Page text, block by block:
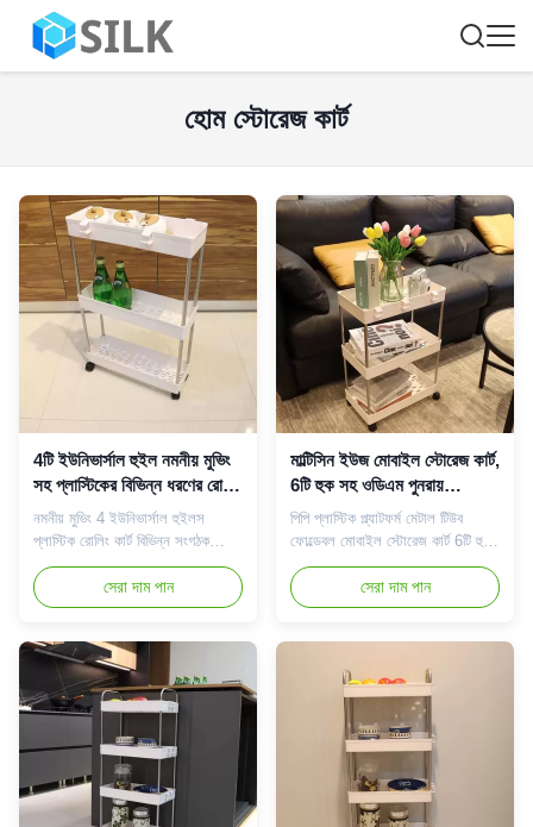
হোম স্টোরেজ কার্ট
4টি ইউনিভার্সাল হুইল নমনীয় মুভিং
সহ প্লাস্টিকের বিভিন্ন ধরণের রোলিং
হোম স্টোরেজ কার্ট
নমনীয় মুভিং 4 ইউনিভার্সাল হুইলস
প্লাস্টিক রোলিং কার্ট বিভিন্ন সংগঠক
নমনীয় 3 টিয়ার স্টোরেজ কার্ট: 3-স্তরের
স্লিম স্টোরেজ কার্ট স্টোরেজের জন্য
আপনার বাড়ির আঁটসাঁট জায়গায় ব্যবহার
বাথরুম, গ্যারেজ, লন্ড্রি রুম, অফিস বা
আপনার ওয়াশার এবং ড্রায়ারের মধ্যে
জন্য উপযুক্...
সেরা দাম পান
মাল্টিসিন ইউজ মোবাইল স্টোরেজ কার্ট,
6টি হুক সহ ওডিএম পুনরায়
ব্যবহারযোগ্য স্লিম কিচেন ট্রলি
পিপি প্লাস্টিক প্ল্যাটফর্ম মেটাল টিউব
ফোল্ডেবল মোবাইল স্টোরেজ কার্ট 6টি হুক
সহ চলমান স্টোরেজ কার্ট: মজবুত প্লাস্টিক
এবং স্টেইনলেস স্টীল নির্মাণ, দুটি
অর্গনোমিক হ্যান্ডেল এবং চারটি 360°
ব্যবহার করা সহজ করে তোলে, এটি
অমসৃণ মেঝেতে ...
সেরা দাম পান